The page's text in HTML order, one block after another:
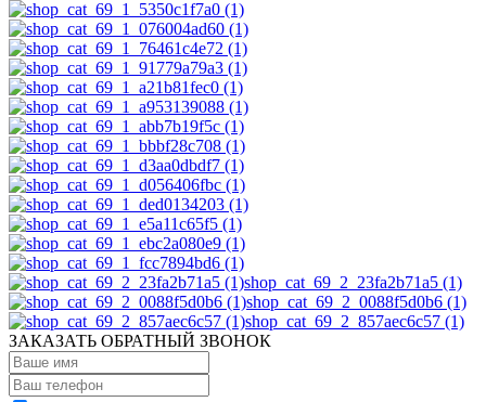
shop_cat_69_2_23fa2b71a5 (1)
shop_cat_69_2_0088f5d0b6 (1)
shop_cat_69_2_857aec6c57 (1)
ЗАКАЗАТЬ ОБРАТНЫЙ ЗВОНОК